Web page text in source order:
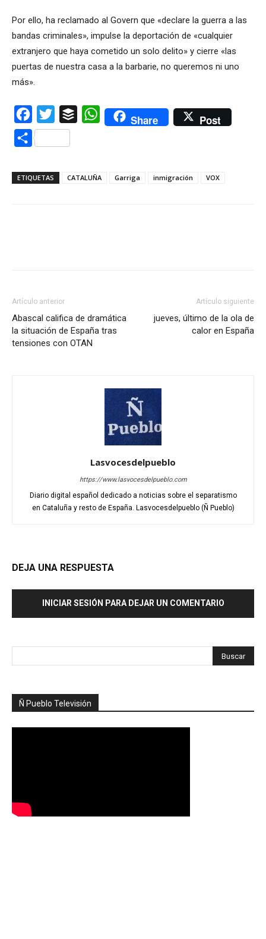
Por ello, ha reclamado al Govern que «declare la guerra a las
bandas criminales», impulse la deportación de «cualquier
extranjero que haya cometido un solo delito» y cierre «las
puertas de nuestra casa a la barbarie, no queremos ni uno
más».
Facebook
Twitter Buffer WhatsAppShare Post
Compartir
ETIQUETAS CATALUÑA Garriga inmigración VOX
Artículo anterior
Abascal califica de dramática
la situación de España tras
tensiones con OTAN
Artículo siguiente
jueves, último de la ola de
calor en España
Lasvocesdelpueblo
https://www.lasvocesdelpueblo.com
Diario digital español dedicado a noticias sobre el separatismo
en Cataluña y resto de España. Lasvocesdelpueblo (Ñ Pueblo)
DEJA UNA RESPUESTA
INICIAR SESIÓN PARA DEJAR UN COMENTARIO
Ñ Pueblo Televisión